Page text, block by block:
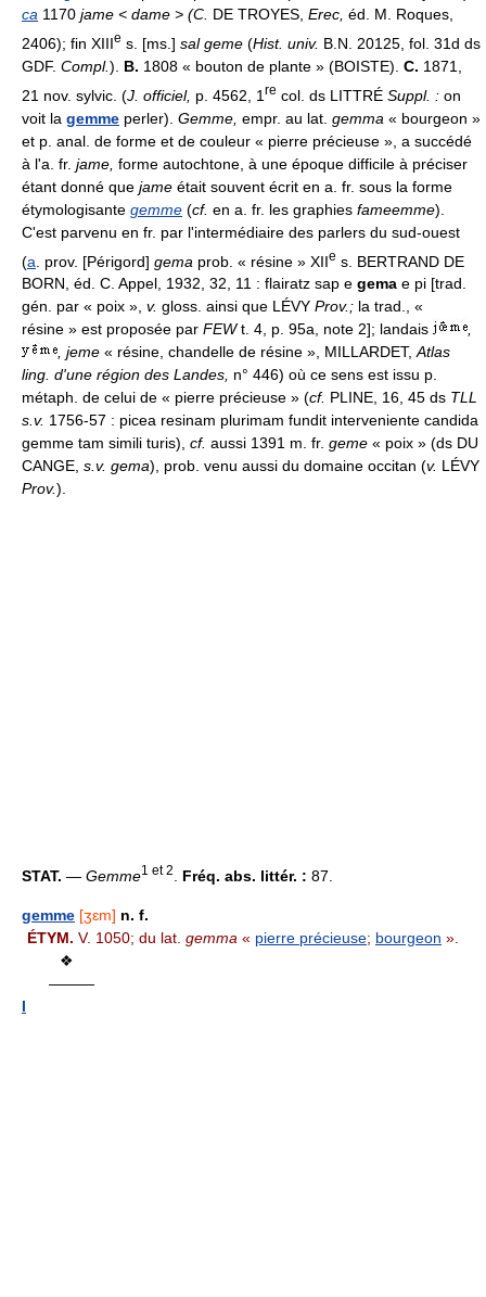
ca 1170 jame < dame > (C. DE TROYES, Erec, éd. M. Roques,
2406); fin XIIIe s. [ms.] sal geme (Hist. univ. B.N. 20125, fol. 31d ds
GDF. Compl.). B. 1808 « bouton de plante » (BOISTE). C. 1871,
21 nov. sylvic. (J. officiel, p. 4562, 1 re col. ds LITTRÉ Suppl. : on
voit la gemme perler). Gemme, empr. au lat. gemma « bourgeon »
et p. anal. de forme et de couleur « pierre précieuse », a succédé
à l'a. fr. jame, forme autochtone, à une époque difficile à préciser
étant donné que jame était souvent écrit en a. fr. sous la forme
étymologisante gemme (cf. en a. fr. les graphies fameemme).
C'est parvenu en fr. par l'intermédiaire des parlers du sud-ouest
(a . prov. [Périgord] gema prob. « résine » XIIe s. BERTRAND DE
BORN, éd. C. Appel, 1932, 32, 11 : flairatz sap e gema e pi [trad.
gén. par « poix », v. gloss. ainsi que LÉVY Prov.; la trad., «
résine » est proposée par FEWt. 4, p. 95a, note 2]; landais
,
, jeme « résine, chandelle de résine », MILLARDET,Atlas
ling. d'une région des Landes, n° 446) où ce sens est issu p.
métaph. de celui de « pierre précieuse » (cf. PLINE, 16, 45 ds TLL
s.v. 1756-57 : picea resinam plurimam fundit interveniente candida
gemme tam simili turis), cf. aussi 1391 m. fr. geme « poix » (ds DU
CANGE, s.v. gema), prob. venu aussi du domaine occitan (v. LÉVY
Prov.).
STAT. — Gemme1 et 2 Fréq. abs. littér. : 87.
gemme [ʒɛm] n. f.
ÉTYM. V. 1050; du lat. gemma « pierre précieuse; bourgeon ».
❖
———
I